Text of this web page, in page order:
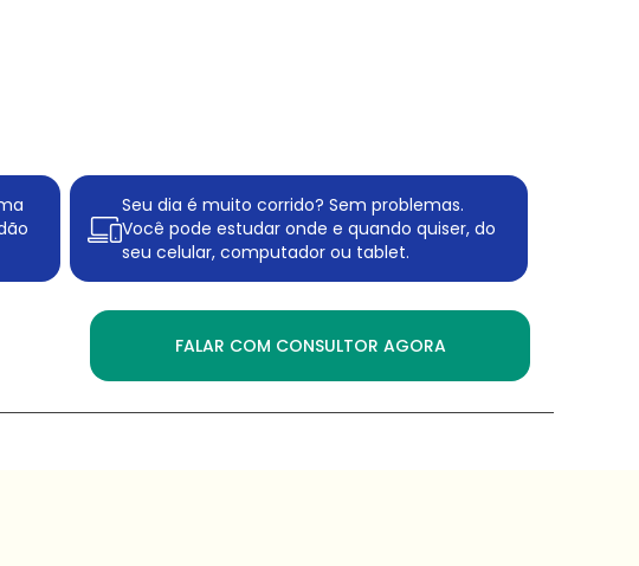
Seu dia é muito corrido? Sem problemas.
Você pode estudar onde e quando quiser, do
seu celular, computador ou tablet.
FALAR COM CONSULTOR AGORA